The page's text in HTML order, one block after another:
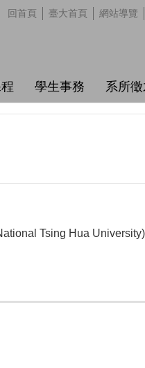
回首頁 臺大首頁 網站導覽
學生事務 系所
Tsing Hua University)